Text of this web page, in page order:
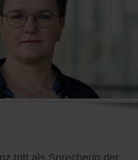
tritt als Sprecherin der